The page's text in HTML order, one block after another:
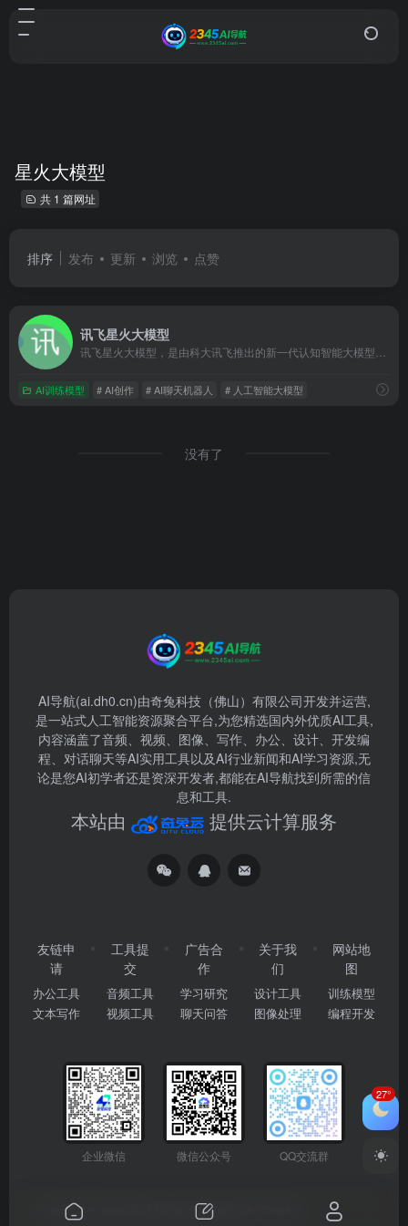
星火大模型
共 1 篇网址
排序 发布 更新 浏览 点赞
讯飞星火大模型
AI训练模型 # AI创作 # AI聊天机器人 # 人工智能大模型
没有了
AI导航(ai.dh0.cn)由奇兔科技（佛山）有限公司开发并运营,
是一站式人工智能资源聚合平台,为您精选国内外优质AI工具,
内容涵盖了音频、视频、图像、写作、办公、设计、开发编
程、对话聊天等AI实用工具以及AI行业新闻和AI学习资源,无
论是您AI初学者还是资深开发者,都能在AI导航找到所需的信
息和工具.
本站由 提供云计算服务
友链申
请
办公工具
文本写作
工具提
交
音频工具
视频工具
广告合
作
学习研究
聊天问答
关于我
们
设计工具
图像处理
网站地
图
训练模型
编程开发
企业微信 微信公众号 QQ交流群
Copyright © 2026 粤ICP备2024177666号
27°